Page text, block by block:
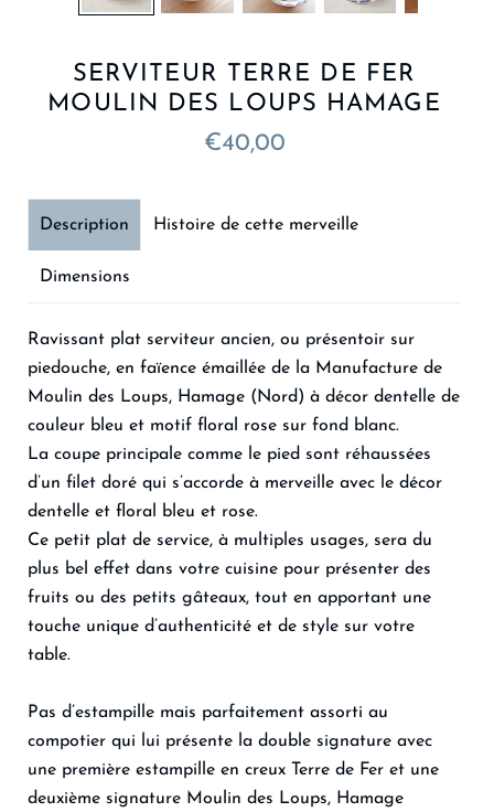
SERVITEUR TERRE DE FER
MOULIN DES LOUPS HAMAGE
€40,00
Description
Ravissant plat serviteur ancien, ou présentoir sur
piedouche, en faïence émaillée de la Manufacture de
Moulin des Loups, Hamage (Nord) à décor dentelle de
couleur bleu et motif floral rose sur fond blanc.
La coupe principale comme le pied sont réhaussées
d’un filet doré qui s’accorde à merveille avec le décor
dentelle et floral bleu et rose.
Ce petit plat de service, à multiples usages, sera du
plus bel effet dans votre cuisine pour présenter des
fruits ou des petits gâteaux, tout en apportant une
touche unique d’authenticité et de style sur votre
table.
Pas d’estampille mais parfaitement assorti au
compotier qui lui présente la double signature avec
une première estampille en creux Terre de Fer et une
deuxième signature Moulin des Loups, Hamage
Histoire de cette merveille
Dimensions